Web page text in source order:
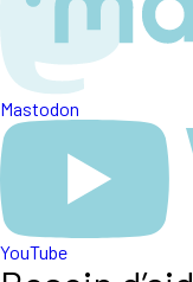
Mastodon
YouTube